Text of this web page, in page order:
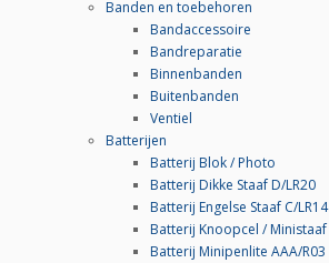
Banden en toebehoren
Bandaccessoire
Bandreparatie
Binnenbanden
Buitenbanden
Ventiel
Batterijen
Batterij Blok / Photo
Batterij Dikke Staaf D/LR20
Batterij Engelse Staaf C/LR14
Batterij Knoopcel / Ministaaf
Batterij Minipenlite AAA/R03